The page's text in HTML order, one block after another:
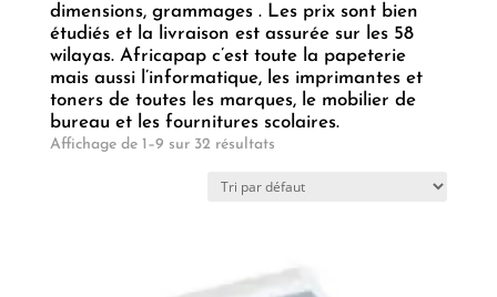
dimensions, grammages . Les prix sont bien
étudiés et la livraison est assurée sur les 58
wilayas. Africapap c’est toute la papeterie
mais aussi l’informatique, les imprimantes et
toners de toutes les marques, le mobilier de
bureau et les fournitures scolaires.
Affichage de 1–9 sur 32 résultats